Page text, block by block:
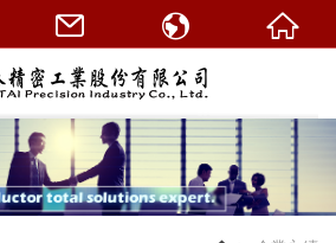
繁體中文
English